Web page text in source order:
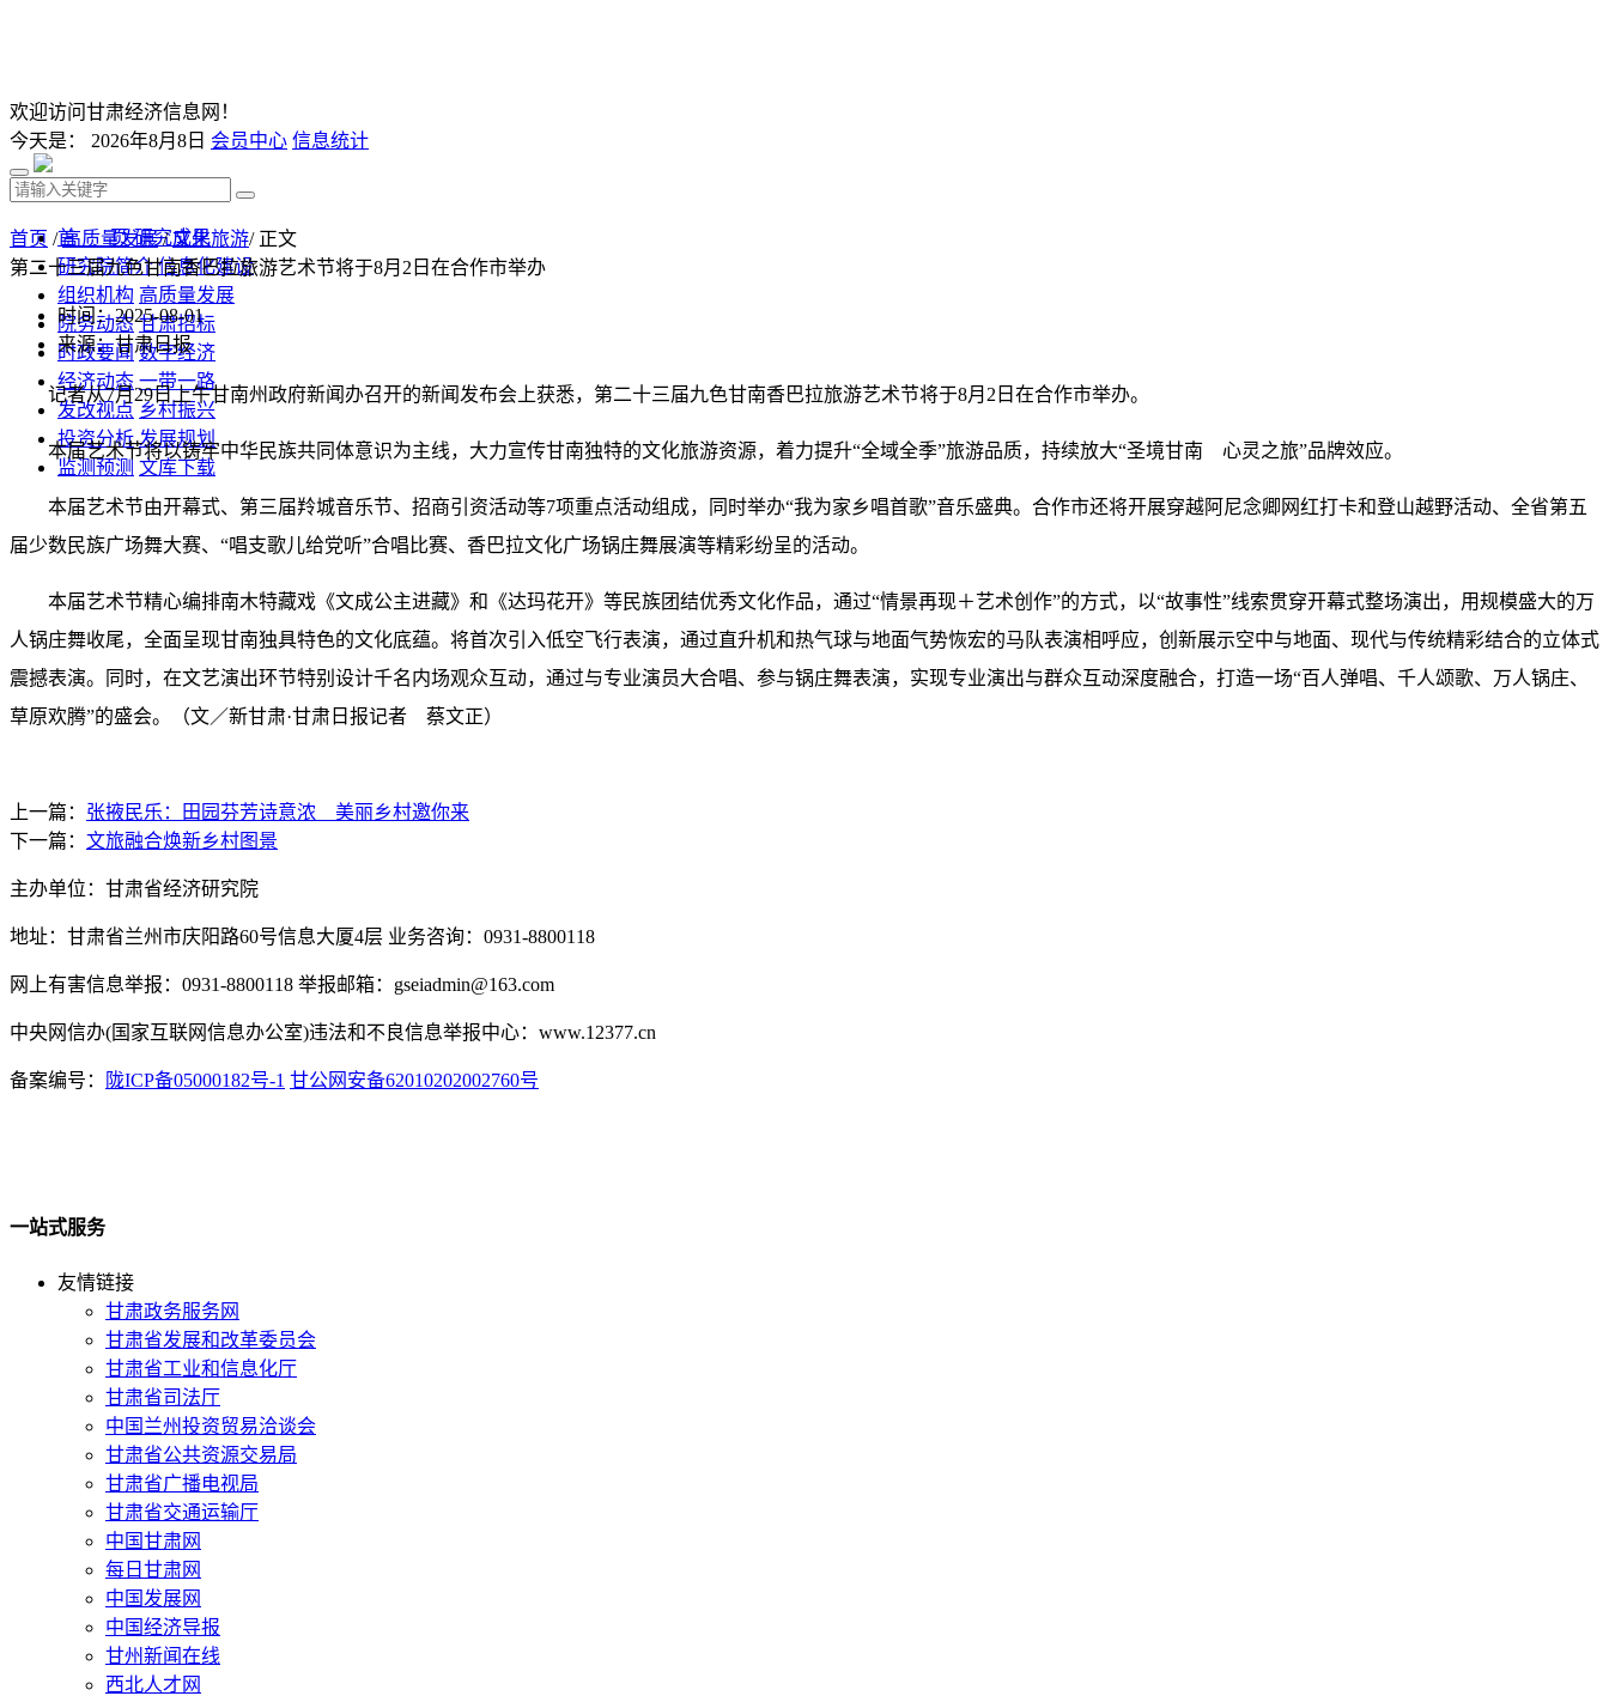
欢迎访问甘肃经济信息网！
今天是： 2026年8月8日 会员中心 信息统计
首 页 研究成果
研究院简介 信息化建设
组织机构 高质量发展
院务动态 甘肃招标
时政要闻 数字经济
经济动态 一带一路
发改视点 乡村振兴
投资分析 发展规划
监测预测 文库下载
首页 /高质量发展/文化旅游/ 正文
第二十三届九色甘南香巴拉旅游艺术节将于8月2日在合作市举办
时间：2025-08-01
来源：甘肃日报
记者从7月29日上午甘南州政府新闻办召开的新闻发布会上获悉，第二十三届九色甘南香巴拉旅游艺术节将于8月2日在合作市举办。
本届艺术节将以铸牢中华民族共同体意识为主线，大力宣传甘南独特的文化旅游资源，着力提升“全域全季”旅游品质，持续放大“圣境甘南 心灵之旅”品牌效应。
本届艺术节由开幕式、第三届羚城音乐节、招商引资活动等7项重点活动组成，同时举办“我为家乡唱首歌”音乐盛典。合作市还将开展穿越阿尼念卿网红打卡和登山越野活动、全省第五
届少数民族广场舞大赛、“唱支歌儿给党听”合唱比赛、香巴拉文化广场锅庄舞展演等精彩纷呈的活动。
本届艺术节精心编排南木特藏戏《文成公主进藏》和《达玛花开》等民族团结优秀文化作品，通过“情景再现＋艺术创作”的方式，以“故事性”线索贯穿开幕式整场演出，用规模盛大的万
人锅庄舞收尾，全面呈现甘南独具特色的文化底蕴。将首次引入低空飞行表演，通过直升机和热气球与地面气势恢宏的马队表演相呼应，创新展示空中与地面、现代与传统精彩结合的立体式
震撼表演。同时，在文艺演出环节特别设计千名内场观众互动，通过与专业演员大合唱、参与锅庄舞表演，实现专业演出与群众互动深度融合，打造一场“百人弹唱、千人颂歌、万人锅庄、
草原欢腾”的盛会。（文／新甘肃·甘肃日报记者 蔡文正）
上一篇： 张掖民乐：田园芬芳诗意浓 美丽乡村邀你来
下一篇： 文旅融合焕新乡村图景
主办单位：甘肃省经济研究院
地址：甘肃省兰州市庆阳路60号信息大厦4层 业务咨询：0931-8800118
网上有害信息举报：0931-8800118 举报邮箱：gseiadmin@163.com
中央网信办(国家互联网信息办公室)违法和不良信息举报中心：www.12377.cn
备案编号： 陇ICP备05000182号-1 甘公网安备62010202002760号
一站式服务
友情链接
甘肃政务服务网
甘肃省发展和改革委员会
甘肃省工业和信息化厅
甘肃省司法厅
中国兰州投资贸易洽谈会
甘肃省公共资源交易局
甘肃省广播电视局
甘肃省交通运输厅
中国甘肃网
每日甘肃网
中国发展网
中国经济导报
甘州新闻在线
西北人才网